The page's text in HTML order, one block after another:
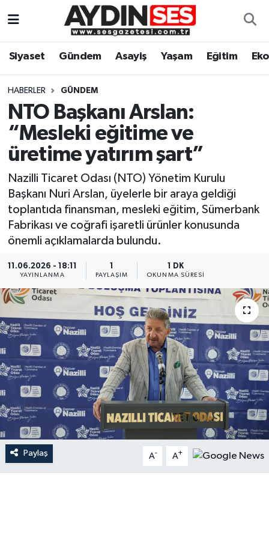
Siyaset Gündem Asayiş Yaşam Eğitim
HABERLER GÜNDEM
NTO Başkanı Arslan:
“Mesleki eğitime ve
üretime yatırım şart”
Nazilli Ticaret Odası (NTO) Yönetim Kurulu
Başkanı Nuri Arslan, üyelerle bir araya geldiği
toplantıda finansman, mesleki eğitim, Sümerbank
Fabrikası ve coğrafi işaretli ürünler konusunda
önemli açıklamalarda bulundu.
11.06.2026 - 18:11
YAYINLANMA PAYLAŞIM
1 DK
OKUNMA SÜRESI
Paylaş A- A+
Gündem
Siyaset
Ekonomi
Eğitim
Kültür Sanat
Aydın Hava Durumu
Aydin Namaz Vakitleri
Aydın Trafik Yoğunluk Haritası
Süper Lig Puan Durumu ve Fikstür
Tüm Manşetler
Son Dakika Haberleri
Haber Arşivi